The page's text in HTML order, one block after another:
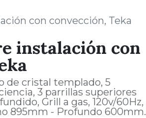
con convección, Teka
instalación con
de cristal templado, 5
3 parrillas superiores
Grill a gas, 120v/60Hz,
895mm - Profundo 600mm.